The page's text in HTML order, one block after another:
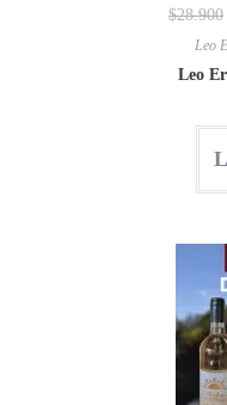
$28.900
Leo
Leo